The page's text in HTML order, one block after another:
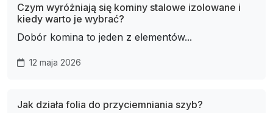
Czym wyróżniają się kominy stalowe izolowane i
kiedy warto je wybrać?
Dobór komina to jeden z elementów...
12 maja 2026
Jak działa folia do przyciemniania szyb?